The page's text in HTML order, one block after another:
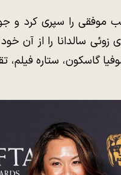
موفقی را سپری کرد و
سالدانا را از آن خود
گاسکون، ستاره فیلم،